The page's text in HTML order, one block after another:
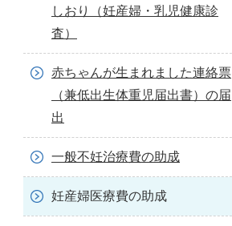
しおり（妊産婦・乳児健康診
査）
赤ちゃんが生まれました連絡票
（兼低出生体重児届出書）の届
出
一般不妊治療費の助成
妊産婦医療費の助成